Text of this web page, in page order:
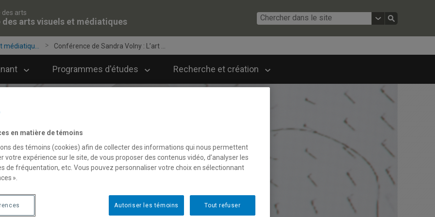
des arts
des arts visuels et médiatiques
médiatiqu... Conférence de Sandra Volny : L’art ...
Programmes d'études Recherche et création
en matière de témoins
des témoins (cookies) afin de collecter des informations qui nous permettent
votre expérience sur le site, de vous proposer des contenus vidéo, d’analyser les
de fréquentation, etc. Vous pouvez personnaliser votre choix en sélectionnant
».
Tout refuser
Autoriser les témoins